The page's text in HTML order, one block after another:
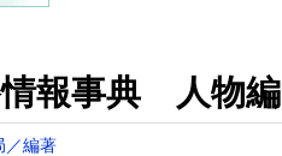
報事典 人物編
／編著